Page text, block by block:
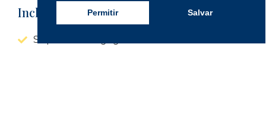
Permitir Salvar
Inclui
Suporte Pedagógico